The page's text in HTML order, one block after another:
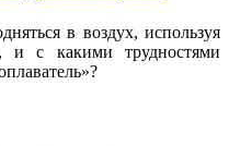
в воздух, используя
и с какими трудностями